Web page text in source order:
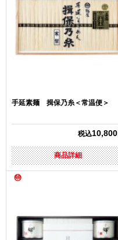
手延素麺 揖保乃糸＜常温便＞
税込10,800
商品詳細